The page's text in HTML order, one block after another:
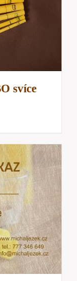
svíce